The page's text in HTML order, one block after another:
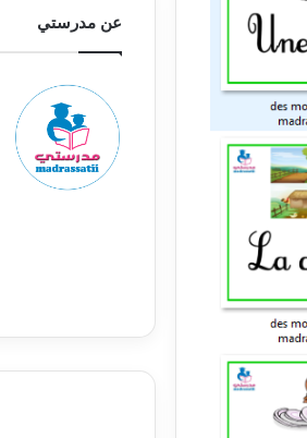
عن مدرستي